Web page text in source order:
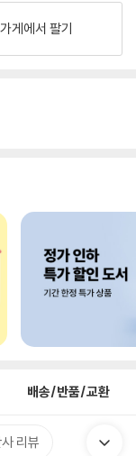
게에서 팔기
배송/반품/교환
리뷰